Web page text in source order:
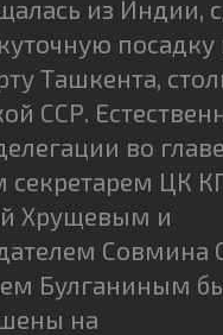
из Индии,
посадку
Ташкента,
ССР.
во
секретарем ЦК
Хрущевым и
Совмина
Булганиным
на